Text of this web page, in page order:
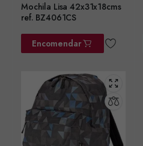
Mochila Lisa 42x31x18cms
ref. BZ4061CS
Encomendar